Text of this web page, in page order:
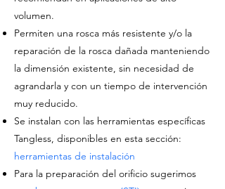
volumen.
Permiten una rosca más resistente y/o la
reparación de la rosca dañada manteniendo
la dimensión existente, sin necesidad de
agrandarla y con un tiempo de intervención
muy reducido.
Se instalan con las herramientas específicas
Tangless, disponibles en esta sección:
herramientas de instalación
Para la preparación del orificio sugerimos